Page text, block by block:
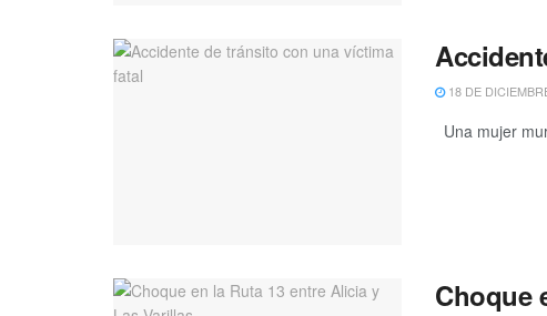
18 DE
Una mujer
Choque